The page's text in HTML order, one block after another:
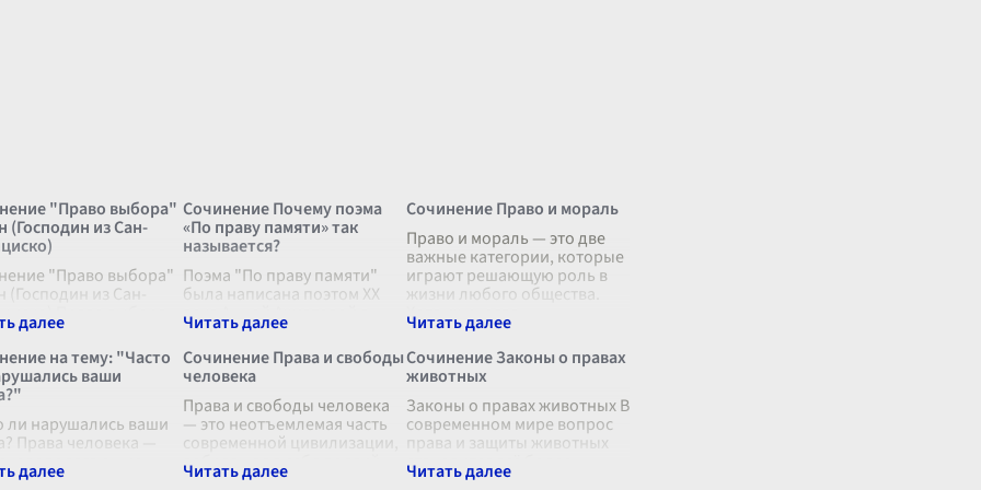
"Право выбора"
(Господин из Сан-
"Право выбора"
(Господин из Сан-
Право выбора
из самых волнующих
проблем,
когда-либо
человеческого
В
Сочинение Почему поэма
«По праву памяти» так
называется?
Поэма "По праву памяти"
была написана поэтом XX
века Анной Ахматовой в
период сталинских
репрессий, и название этого
произведения не случайно
вызывает в читателях
множество размышл...
Сочинение Право и мораль
Право и мораль — это две
важные категории, которые
играют решающую роль в
жизни любого общества.
Хотя их иногда
рассматривают отдельно, их
взаимоотношение значимо
и глубоко. Мораль...
на тему: "Часто
ваши
ли нарушались ваши
Права человека —
и свободы,
Сочинение Права и свободы
человека
Права и свободы человека
— это неотъемлемая часть
современной цивилизации,
вобравшая в себя долгий
путь истории, борьбы,
Сочинение Законы о правах
животных
Законы о правах животных В
современном мире вопрос
права и защиты животных
становится всё более
актуальным и требующим